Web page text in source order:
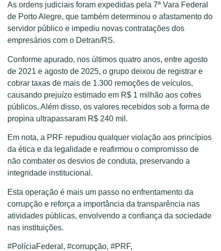
As ordens judiciais foram expedidas pela 7ª Vara Federal
de Porto Alegre, que também determinou o afastamento do
servidor público e impediu novas contratações dos
empresários com o Detran/RS.
Conforme apurado, nos últimos quatro anos, entre agosto
de 2021 e agosto de 2025, o grupo deixou de registrar e
cobrar taxas de mais de 1.300 remoções de veículos,
causando prejuízo estimado em R$ 1 milhão aos cofres
públicos. Além disso, os valores recebidos sob a forma de
propina ultrapassaram R$ 240 mil.
Em nota, a PRF repudiou qualquer violação aos princípios
da ética e da legalidade e reafirmou o compromisso de
não combater os desvios de conduta, preservando a
integridade institucional.
Esta operação é mais um passo no enfrentamento da
corrupção e reforça a importância da transparência nas
atividades públicas, envolvendo a confiança da sociedade
nas instituições.
#PolíciaFederal, #corrupção, #PRF,